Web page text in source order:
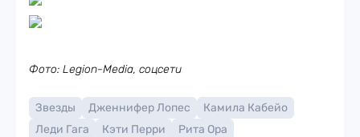
Фото: Legion-Media, соцсети
Звезды Дженнифер Лопес
Камила Кабейо
Леди Гага
Кэти Перри Рита Ора